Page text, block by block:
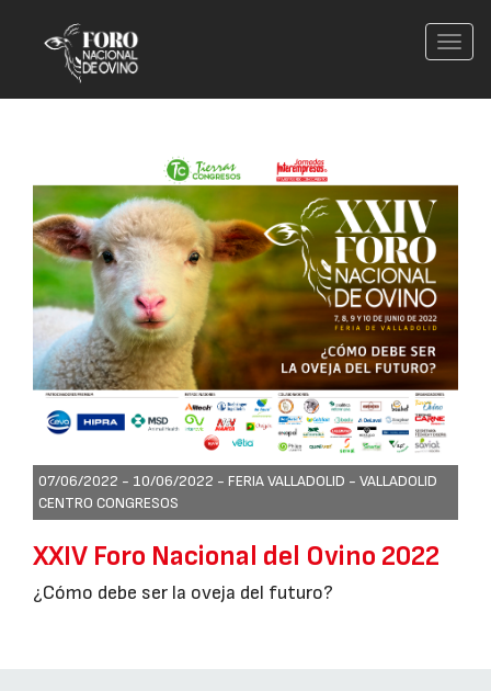
07/06/2022 - 10/06/2022 - FERIA VALLADOLID - VALLADOLID
CENTRO CONGRESOS
XXIV Foro Nacional del Ovino 2022
¿Cómo debe ser la oveja del futuro?